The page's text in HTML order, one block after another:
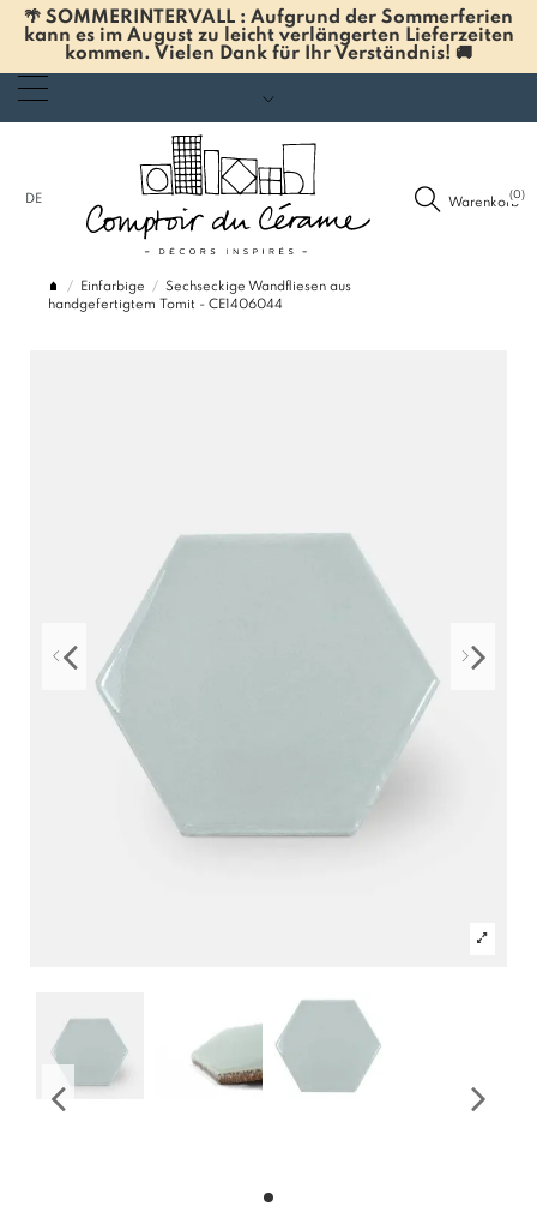
🌴 SOMMERINTERVALL : Aufgrund der Sommerferien
kann es im August zu leicht verlängerten Lieferzeiten
kommen. Vielen Dank für Ihr Verständnis! 🚚
DE Warenkorb
(0)
Einfarbige
Sechseckige Wandfliesen aus
handgefertigtem Tomit - CE1406044